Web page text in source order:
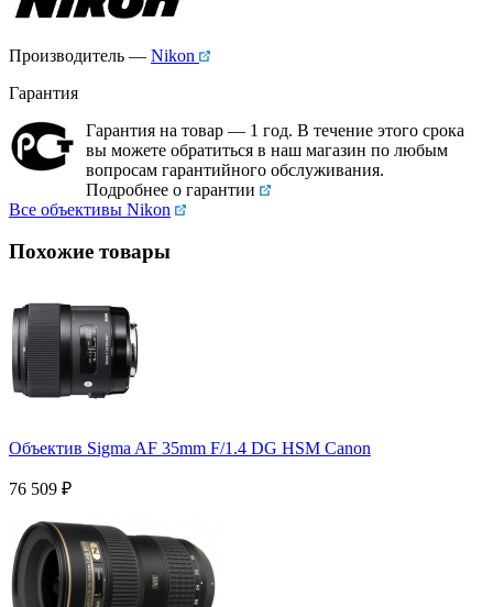
Производитель — Nikon
Гарантия
Гарантия на товар — 1 год. В течение этого срока
вы можете обратиться в наш магазин по любым
вопросам гарантийного обслуживания.
Подробнее о гарантии
Все объективы Nikon
Похожие товары
Объектив Sigma AF 35mm F/1.4 DG HSM Canon
76 509 ₽